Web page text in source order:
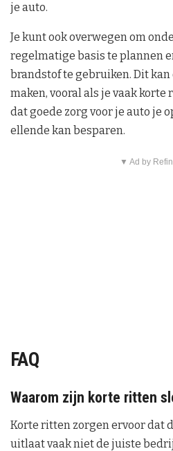
je auto.
Je kunt ook overwegen om
regelmatige basis te plannen
brandstof te gebruiken. Dit
maken, vooral als je vaak
dat goede zorg voor je auto je
ellende kan besparen.
▼ Ad by
FAQ
Waarom zijn korte ritten
Korte ritten zorgen ervoor dat
uitlaat vaak niet de juiste